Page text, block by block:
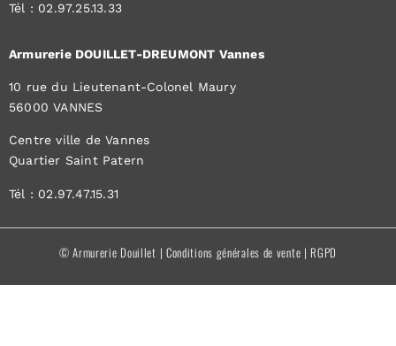
Tél : 02.97.25.13.33
Armurerie DOUILLET-DREUMONT Vannes
10 rue du Lieutenant-Colonel Maury
56000 VANNES
Centre ville de Vannes
Quartier Saint Patern
Tél : 02.97.47.15.31
© Armurerie Douillet | Conditions générales de vente | RGPD